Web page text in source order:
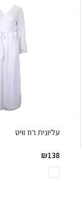
עליונית רוז וויט
₪138